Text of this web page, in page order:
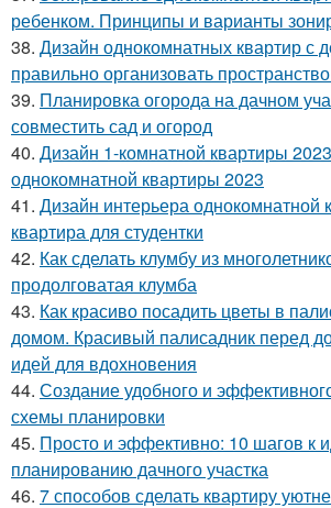
ребенком. Принципы и варианты
38. Дизайн однокомнатных квартир с
правильно организовать
39. Планировка огорода на дачном
совместить сад и огород
40. Дизайн 1-комнатной квартиры
однокомнатной квартиры 2023
41. Дизайн интерьера однокомнатной
квартира для студентки
42. Как сделать клумбу из
продолговатая клумба
43. Как красиво посадить цветы в
домом. Красивый палисадник перед
идей для вдохновения
44. Создание удобного и
схемы планировки
45. Просто и эффективно: 10 шагов к
планированию дачного участка
46. 7 способов сделать квартиру